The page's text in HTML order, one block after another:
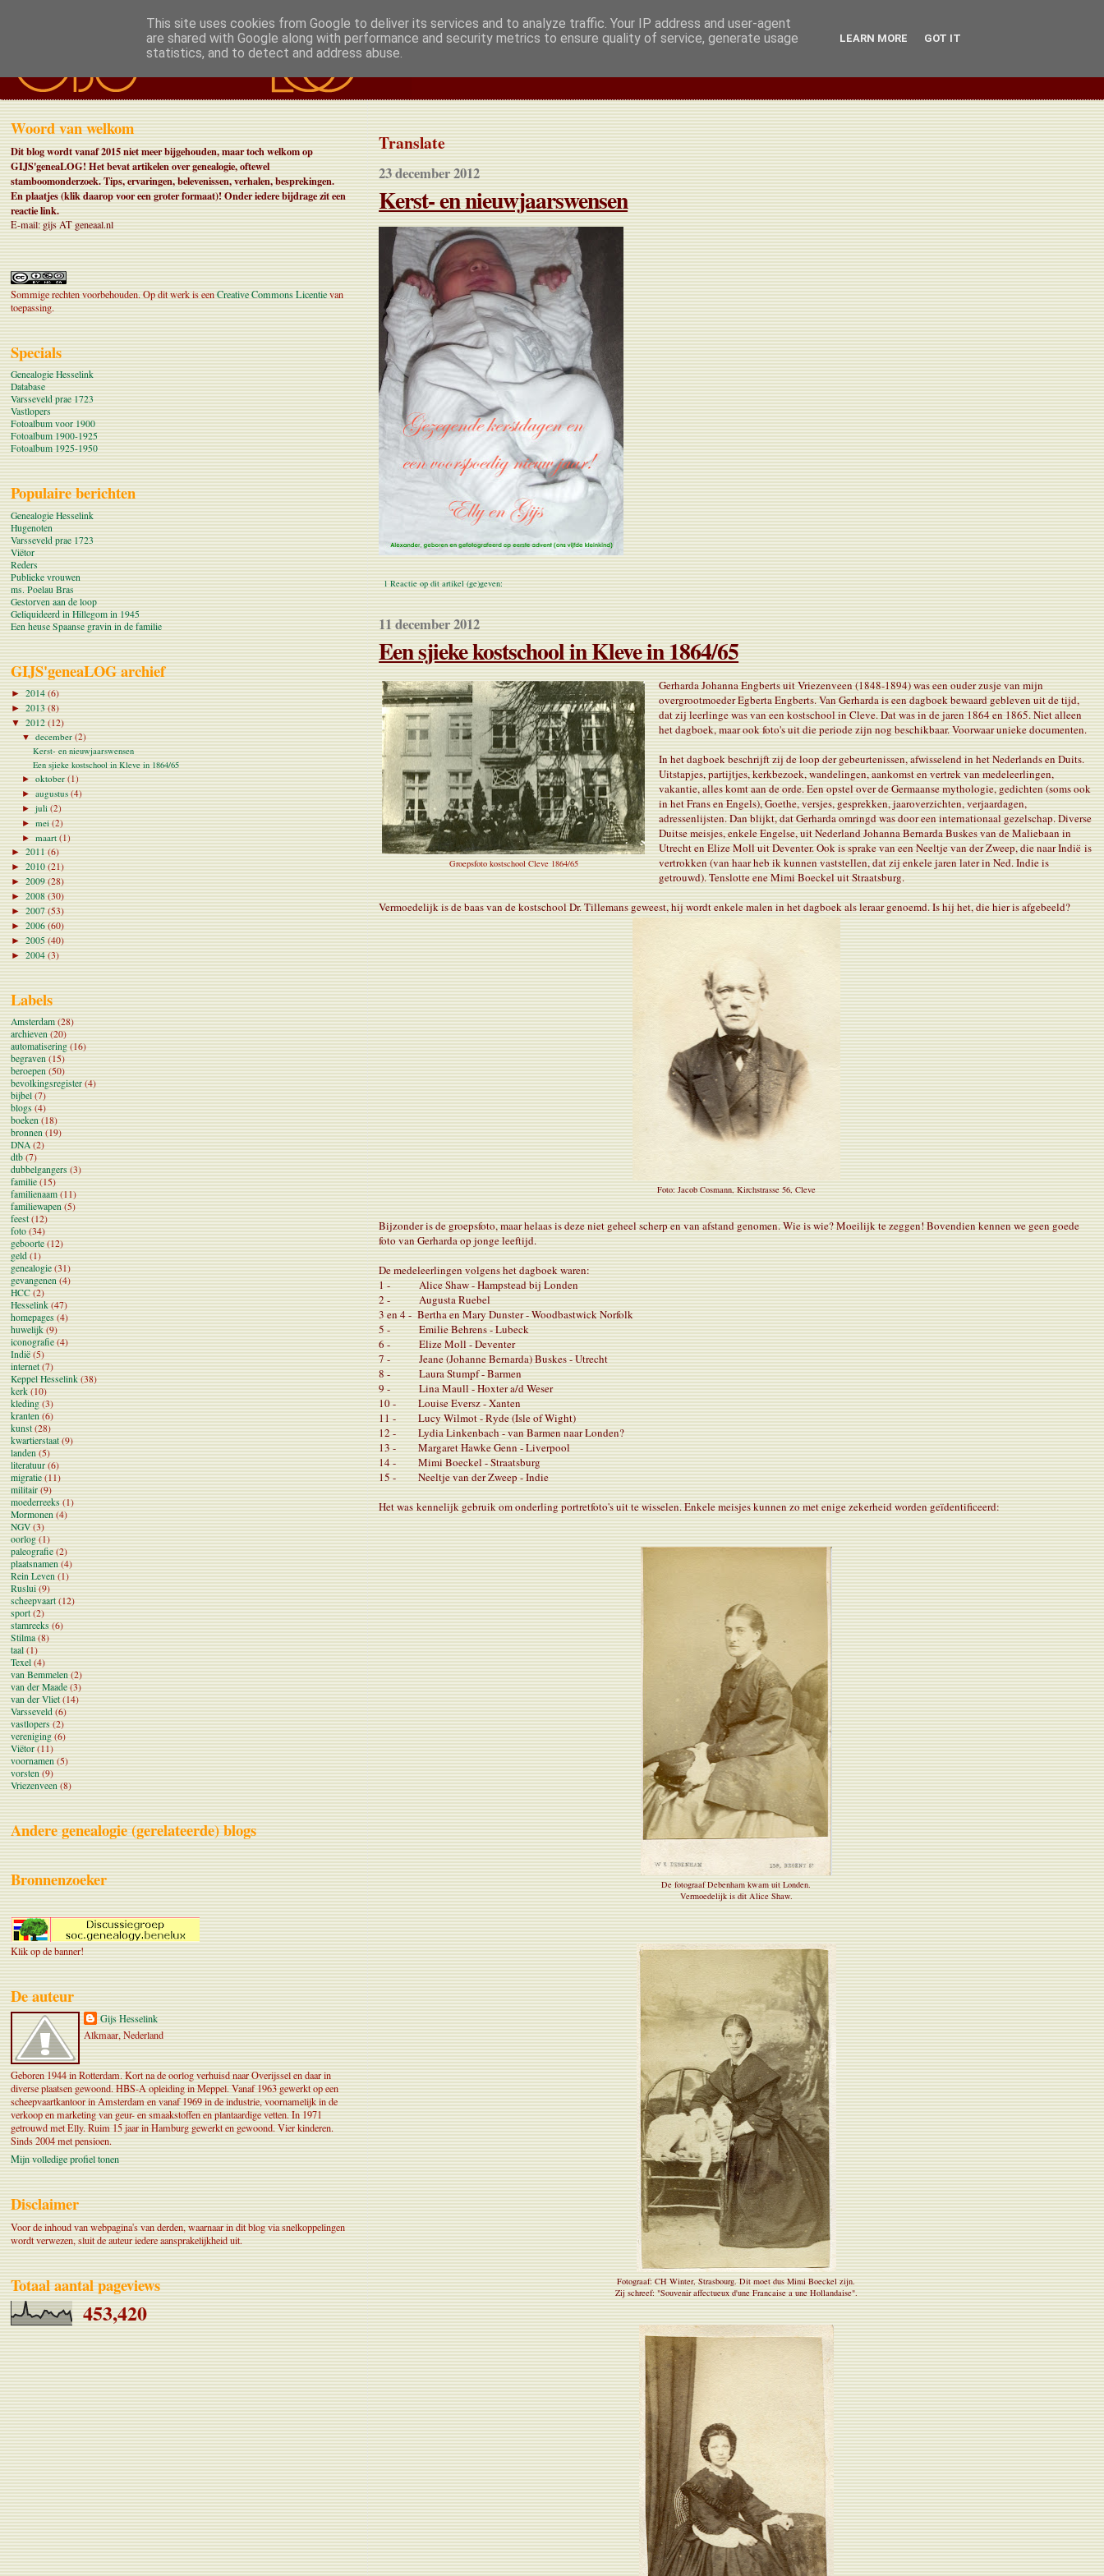
Translate
23 december 2012
Kerst- en nieuwjaarswensen
1 Reactie op dit artikel (ge)geven:
11 december 2012
Een sjieke kostschool in Kleve in 1864/65
Groepsfoto kostschool Cleve 1864/65
Gerharda Johanna Engberts uit Vriezenveen (1848-1894) was een ouder zusje van mijn
overgrootmoeder Egberta Engberts. Van Gerharda is een dagboek bewaard gebleven uit de tijd,
dat zij leerlinge was van een kostschool in Cleve. Dat was in de jaren 1864 en 1865. Niet alleen
het dagboek, maar ook foto's uit die periode zijn nog beschikbaar. Voorwaar unieke documenten.
In het dagboek beschrijft zij de loop der gebeurtenissen, afwisselend in het Nederlands en Duits.
Uitstapjes, partijtjes, kerkbezoek, wandelingen, aankomst en vertrek van medeleerlingen,
vakantie, alles komt aan de orde. Een opstel over de Germaanse mythologie, gedichten (soms ook
in het Frans en Engels), Goethe, versjes, gesprekken, jaaroverzichten, verjaardagen,
adressenlijsten. Dan blijkt, dat Gerharda omringd was door een internationaal gezelschap. Diverse
Duitse meisjes, enkele Engelse, uit Nederland Johanna Bernarda Buskes van de Maliebaan in
Utrecht en Elize Moll uit Deventer. Ook is sprake van een Neeltje van der Zweep, die naar Indië is
vertrokken (van haar heb ik kunnen vaststellen, dat zij enkele jaren later in Ned. Indie is
getrouwd). Tenslotte ene Mimi Boeckel uit Straatsburg.
Vermoedelijk is de baas van de kostschool Dr. Tillemans geweest, hij wordt enkele malen in het dagboek als leraar genoemd. Is hij het, die hier is afgebeeld?
Foto: Jacob Cosmann, Kirchstrasse 56, Cleve
Bijzonder is de groepsfoto, maar helaas is deze niet geheel scherp en van afstand genomen. Wie is wie? Moeilijk te zeggen! Bovendien kennen we geen goede
foto van Gerharda op jonge leeftijd.
De medeleerlingen volgens het dagboek waren:
1 - Alice Shaw - Hampstead bij Londen
2 - Augusta Ruebel
3 en 4 - Bertha en Mary Dunster - Woodbastwick Norfolk
5 - Emilie Behrens - Lubeck
6 - Elize Moll - Deventer
7 - Jeane (Johanne Bernarda) Buskes - Utrecht
8 - Laura Stumpf - Barmen
9 - Lina Maull - Hoxter a/d Weser
10 - Louise Eversz - Xanten
11 - Lucy Wilmot - Ryde (Isle of Wight)
12 - Lydia Linkenbach - van Barmen naar Londen?
13 - Margaret Hawke Genn - Liverpool
14 - Mimi Boeckel - Straatsburg
15 - Neeltje van der Zweep - Indie
Het was kennelijk gebruik om onderling portretfoto's uit te wisselen. Enkele meisjes kunnen zo met enige zekerheid worden geïdentificeerd:
De fotograaf Debenham kwam uit Londen.
Vermoedelijk is dit Alice Shaw.
Fotograaf: CH Winter, Strasbourg. Dit moet dus Mimi Boeckel zijn.
Zij schreef: "Souvenir affectueux d'une Francaise a une Hollandaise".
Woord van welkom
Dit blog wordt vanaf 2015 niet meer bijgehouden, maar toch welkom op
GIJS'geneaLOG! Het bevat artikelen over genealogie, oftewel
stamboomonderzoek. Tips, ervaringen, belevenissen, verhalen, besprekingen.
En plaatjes (klik daarop voor een groter formaat)!Onder iedere bijdrage zit een
reactie link.
E-mail: gijs AT geneaal.nl
Sommige rechten voorbehouden. Op dit werk is eenCreative Commons Licentievan
toepassing.
Specials
Genealogie Hesselink
Database
Varsseveld prae 1723
Vastlopers
Fotoalbum voor 1900
Fotoalbum 1900-1925
Fotoalbum 1925-1950
Populaire berichten
Genealogie Hesselink
Hugenoten
Varsseveld prae 1723
Viëtor
Reders
Publieke vrouwen
ms. Poelau Bras
Gestorven aan de loop
Geliquideerd in Hillegom in 1945
Een heuse Spaanse gravin in de familie
GIJS'geneaLOG archief
►2014(6)
►2013(8)
▼2012(12)
▼december(2)
Kerst- en nieuwjaarswensen
Een sjieke kostschool in Kleve in 1864/65
►oktober(1)
►augustus(4)
►juli(2)
►mei(2)
►maart(1)
►2011(6)
►2010(21)
►2009(28)
►2008(30)
►2007(53)
►2006(60)
►2005(40)
►2004(3)
Labels
Amsterdam (28)
archieven (20)
automatisering (16)
begraven (15)
beroepen (50)
bevolkingsregister (4)
bijbel (7)
blogs (4)
boeken (18)
bronnen (19)
DNA (2)
dtb (7)
dubbelgangers (3)
familie (15)
familienaam (11)
familiewapen (5)
feest (12)
foto (34)
geboorte (12)
geld (1)
genealogie (31)
gevangenen (4)
HCC (2)
Hesselink (47)
homepages (4)
huwelijk (9)
iconografie (4)
Indië (5)
internet (7)
Keppel Hesselink (38)
kerk (10)
kleding (3)
kranten (6)
kunst (28)
kwartierstaat (9)
landen (5)
literatuur (6)
migratie (11)
militair (9)
moederreeks (1)
Mormonen (4)
NGV (3)
oorlog (1)
paleografie (2)
plaatsnamen (4)
Rein Leven (1)
Ruslui (9)
scheepvaart (12)
sport (2)
stamreeks (6)
Stilma (8)
taal (1)
Texel (4)
van Bemmelen (2)
van der Maade (3)
van der Vliet (14)
Varsseveld (6)
vastlopers (2)
vereniging (6)
Viëtor (11)
voornamen (5)
vorsten (9)
Vriezenveen (8)
Andere genealogie (gerelateerde) blogs
Bronnenzoeker
Klik op de banner!
De auteur
Gijs Hesselink
Alkmaar, Nederland
Geboren 1944 in Rotterdam. Kort na de oorlog verhuisd naar Overijssel en daar in
diverse plaatsen gewoond. HBS-A opleiding in Meppel. Vanaf 1963 gewerkt op een
scheepvaartkantoor in Amsterdam en vanaf 1969 in de industrie, voornamelijk in de
verkoop en marketing van geur- en smaakstoffen en plantaardige vetten. In 1971
getrouwd met Elly. Ruim 15 jaar in Hamburg gewerkt en gewoond. Vier kinderen.
Sinds 2004 met pensioen.
Mijn volledige profiel tonen
Disclaimer
Voor de inhoud van webpagina's van derden, waarnaar in dit blog via snelkoppelingen
wordt verwezen, sluit de auteur iedere aansprakelijkheid uit.
Totaal aantal pageviews
453,420
This site uses cookies from Google to deliver its services and to analyze traffic. Your IP address and user-agent
are shared with Google along with performance and security metrics to ensure quality of service, generate usage
statistics, and to detect and address abuse.
LEARN MORE GOT IT